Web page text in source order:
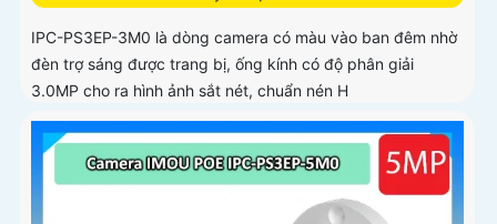
IPC-PS3EP-3M0 là dòng camera có màu vào ban đêm nhờ
đèn trợ sáng được trang bị, ống kính có độ phân giải
3.0MP cho ra hình ảnh sắt nét, chuẩn nén H